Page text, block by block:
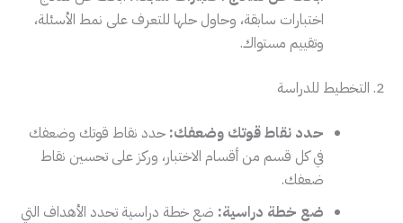
اختبارات سابقة، وحاول حلها للتعرف على نمط الأسئلة،
وتقييم مستواك.
2. التخطيط للدراسة
حدد نقاط قوتك وضعفك: حدد نقاط قوتك وضعفك
في كل قسم من أقسام الاختبار، وركز على تحسين نقاط
ضعفك.
ضع خطة دراسية: ضع خطة دراسية تحدد الأهداف التي